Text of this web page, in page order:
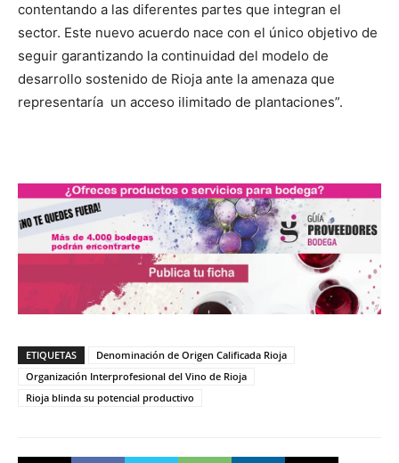
contentando a las diferentes partes que integran el
sector. Este nuevo acuerdo nace con el único objetivo de
seguir garantizando la continuidad del modelo de
desarrollo sostenido de Rioja ante la amenaza que
representaría un acceso ilimitado de plantaciones”.
ETIQUETAS
Denominación de Origen Calificada Rioja
Organización Interprofesional del Vino de Rioja
Rioja blinda su potencial productivo